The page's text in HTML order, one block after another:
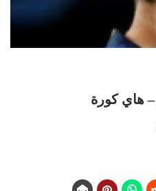
– هاي كورة